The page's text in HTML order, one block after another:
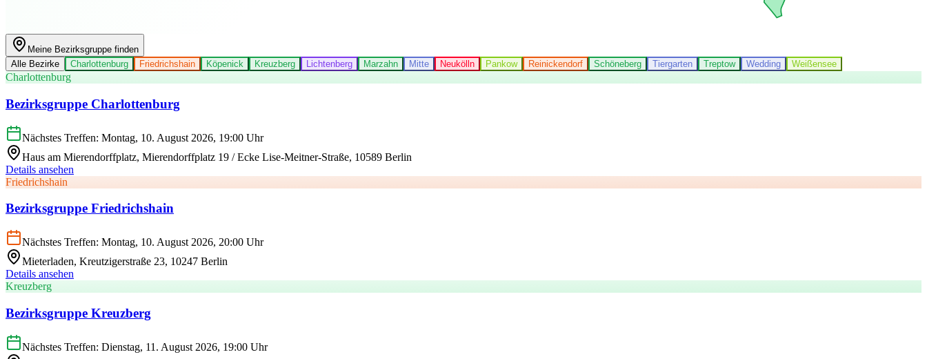
Meine Bezirksgruppe finden
Alle Bezirke
Charlottenburg Friedrichshain Köpenick Kreuzberg Lichtenberg Marzahn Mitte Neukölln Pankow Reinickendorf Schöneberg Tiergarten Treptow Wedding Weißensee
Charlottenburg
Bezirksgruppe Charlottenburg
Nächstes Treffen: Montag, 10. August 2026, 19:00 Uhr
Haus am Mierendorffplatz, Mierendorffplatz 19 / Ecke Lise-Meitner-Straße, 10589 Berlin
Details ansehen
Friedrichshain
Bezirksgruppe Friedrichshain
Nächstes Treffen: Montag, 10. August 2026, 20:00 Uhr
Mieterladen, Kreutzigerstraße 23, 10247 Berlin
Details ansehen
Kreuzberg
Bezirksgruppe Kreuzberg
Nächstes Treffen: Dienstag, 11. August 2026, 19:00 Uhr